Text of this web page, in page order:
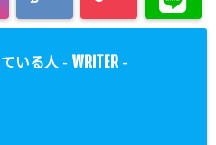
いる人 - WRITER -